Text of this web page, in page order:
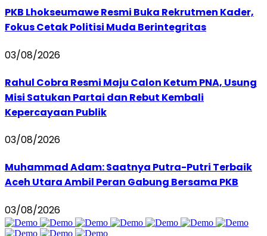
PKB Lhokseumawe Resmi Buka Rekrutmen Kader,
Fokus Cetak Politisi Muda Berintegritas
03/08/2026
Rahul Cobra Resmi Maju Calon Ketum PNA, Usung
Misi Satukan Partai dan Rebut Kembali
Kepercayaan Publik
03/08/2026
Muhammad Adam: Saatnya Putra-Putri Terbaik
Aceh Utara Ambil Peran Gabung Bersama PKB
03/08/2026